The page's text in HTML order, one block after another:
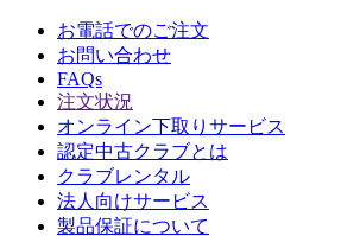
お電話でのご注文
お問い合わせ
FAQs
注文状況
オンライン下取りサービス
認定中古クラブとは
クラブレンタル
法人向けサービス
製品保証について